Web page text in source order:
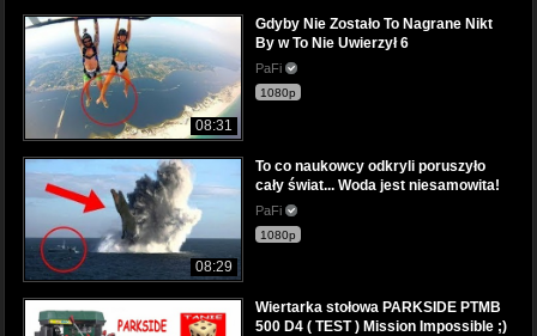
08:31
Gdyby Nie Zostało To Nagrane Nikt
By w To Nie Uwierzył 6
PaFi
1080p
08:29
To co naukowcy odkryli poruszyło
cały świat... Woda jest niesamowita!
PaFi
1080p
Wiertarka stołowa PARKSIDE PTMB
500 D4 ( TEST ) Mission Impossible ;)